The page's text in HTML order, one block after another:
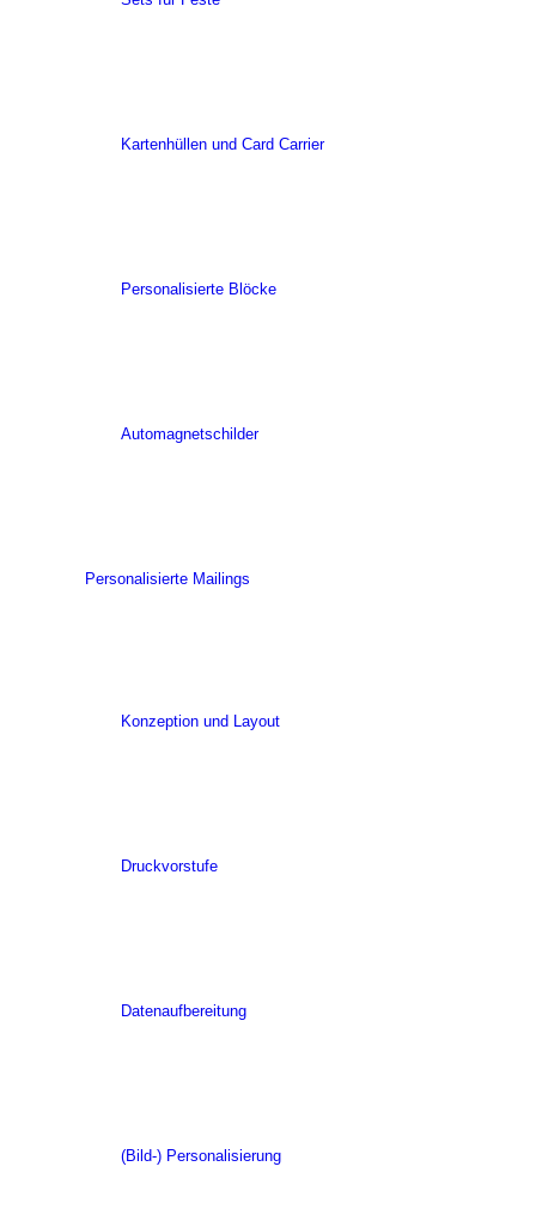
Kartenhüllen und Card Carrier
Personalisierte Blöcke
Automagnetschilder
Personalisierte Mailings
Konzeption und Layout
Druckvorstufe
Datenaufbereitung
(Bild-) Personalisierung